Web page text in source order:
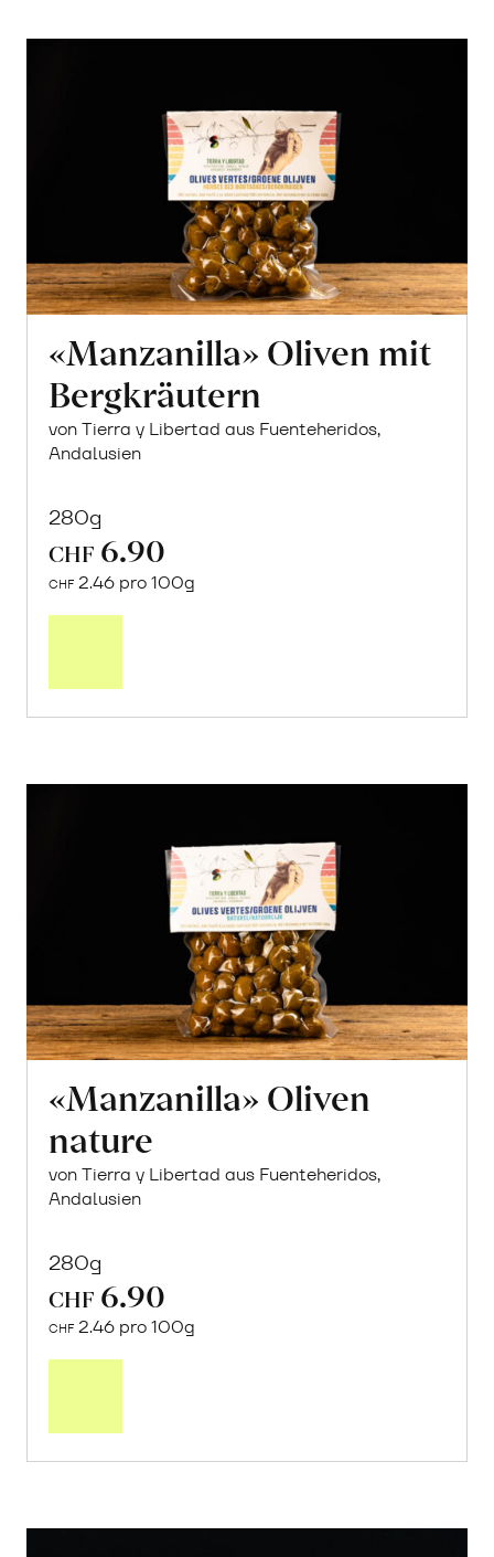
«Manzanilla» Oliven mit
Bergkräutern
von Tierra y Libertad aus Fuenteheridos,
Andalusien
280g
CHF 6.90
CHF 2.46 pro 100g
«Manzanilla» Oliven
nature
von Tierra y Libertad aus Fuenteheridos,
Andalusien
280g
CHF 6.90
CHF 2.46 pro 100g